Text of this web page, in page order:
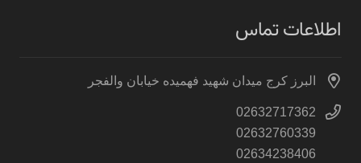
اطلاعات تماس
البرز کرج میدان شهید فهمیده خیابان والفجر
02632717362
02632760339
02634238406